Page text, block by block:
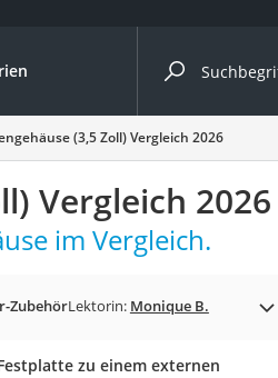
Vergleiche nach Kategorie
4K
(3,5 Zoll) Vergleich 2026
Vergleich 2026
im Vergleich.
ZubehörLektorin: Monique B.
zu einem externen